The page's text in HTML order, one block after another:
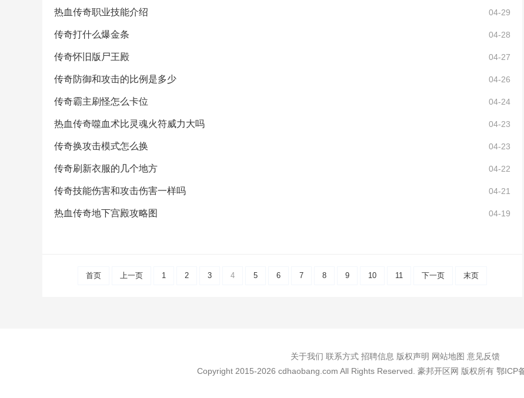
热血传奇职业技能介绍 04-29
传奇打什么爆金条 04-28
传奇怀旧版尸王殿 04-27
传奇防御和攻击的比例是多少 04-26
传奇霸主刷怪怎么卡位 04-24
热血传奇噬血术比灵魂火符威力大吗 04-23
传奇换攻击模式怎么换 04-23
传奇刷新衣服的几个地方 04-22
传奇技能伤害和攻击伤害一样吗 04-21
热血传奇地下宫殿攻略图 04-19
首页 上一页 1 2 3 4 5 6 7 8 9 10 11 下一页 末页
关于我们 联系方式 招聘信息 版权声明 网站地图 意见反馈
Copyright 2015-2026 cdhaobang.com All Rights Reserved. 豪邦开区网 版权所有 鄂ICP